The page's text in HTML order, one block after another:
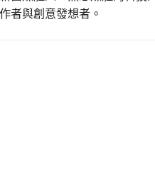
者與創意發想者。